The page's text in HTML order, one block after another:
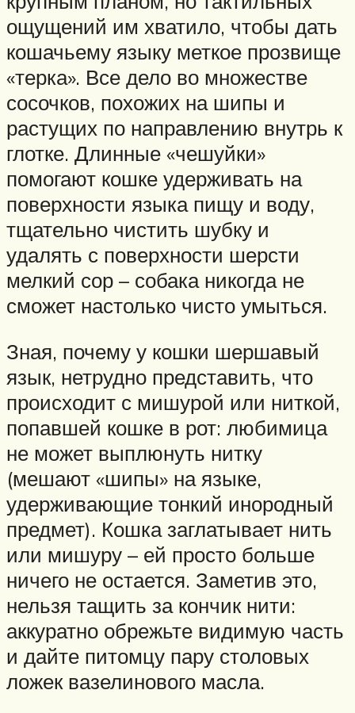
ощущений им хватило, чтобы дать
кошачьему языку меткое прозвище
«терка». Все дело во множестве
сосочков, похожих на шипы и
растущих по направлению внутрь к
глотке. Длинные «чешуйки»
помогают кошке удерживать на
поверхности языка пищу и воду,
тщательно чистить шубку и
удалять с поверхности шерсти
мелкий сор – собака никогда не
сможет настолько чисто умыться.
Зная, почему у кошки шершавый
язык, нетрудно представить, что
происходит с мишурой или ниткой,
попавшей кошке в рот: любимица
не может выплюнуть нитку
(мешают «шипы» на языке,
удерживающие тонкий инородный
предмет). Кошка заглатывает нить
или мишуру – ей просто больше
ничего не остается. Заметив это,
нельзя тащить за кончик нити:
аккуратно обрежьте видимую часть
и дайте питомцу пару столовых
ложек вазелинового масла.